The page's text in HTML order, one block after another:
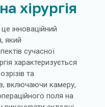
хірургія
інноваційний
який
сучасної
характеризується
та
включаючи камеру,
поля на